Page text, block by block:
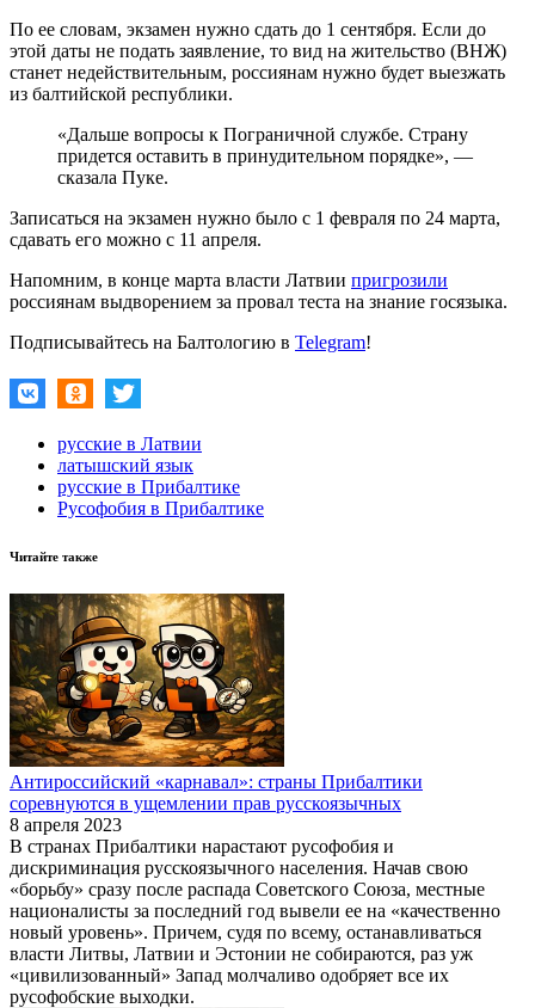
По ее словам, экзамен нужно сдать до 1 сентября. Если до
этой даты не подать заявление, то вид на жительство (ВНЖ)
станет недействительным, россиянам нужно будет выезжать
из балтийской республики.
«Дальше вопросы к Пограничной службе. Страну
придется оставить в принудительном порядке», —
сказала Пуке.
Записаться на экзамен нужно было с 1 февраля по 24 марта,
сдавать его можно с 11 апреля.
Напомним, в конце марта власти Латвии пригрозили
россиянам выдворением за провал теста на знание госязыка.
Подписывайтесь на Балтологию в Telegram!
русские в Латвии
латышский язык
русские в Прибалтике
Русофобия в Прибалтике
Читайте также
Антироссийский «карнавал»: страны Прибалтики
соревнуются в ущемлении прав русскоязычных
8 апреля 2023
В странах Прибалтики нарастают русофобия и
дискриминация русскоязычного населения. Начав свою
«борьбу» сразу после распада Советского Союза, местные
националисты за последний год вывели ее на «качественно
новый уровень». Причем, судя по всему, останавливаться
власти Литвы, Латвии и Эстонии не собираются, раз уж
«цивилизованный» Запад молчаливо одобряет все их
русофобские выходки.